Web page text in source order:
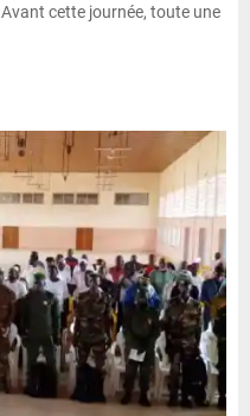
cette journée, toute une